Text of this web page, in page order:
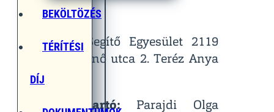
BEKÖLTÖZÉS
TÉRÍTÉSI
DÍJ
Helyszín:
Egymást Segítő Egyesület 2119
Pécel, Pihenő utca 2. Teréz Anya
Terem
Kapcsolattartó:Parajdi Olga